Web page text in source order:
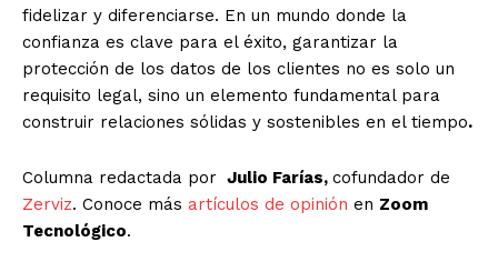
fidelizar y diferenciarse. En un mundo donde la
confianza es clave para el éxito, garantizar la
protección de los datos de los clientes no es solo un
requisito legal, sino un elemento fundamental para
construir relaciones sólidas y sostenibles en el tiempo.
Columna redactada por Julio Farías, cofundador de
Zerviz. Conoce más artículos de opinión en Zoom
Tecnológico.